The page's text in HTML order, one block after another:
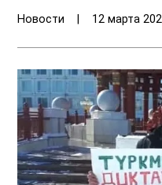
Новости 12 марта